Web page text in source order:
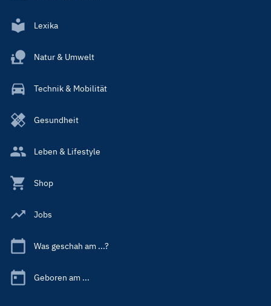
Lexika
Natur & Umwelt
Technik & Mobilität
Gesundheit
Leben & Lifestyle
Shop
Jobs
Was geschah am ...?
Geboren am ...